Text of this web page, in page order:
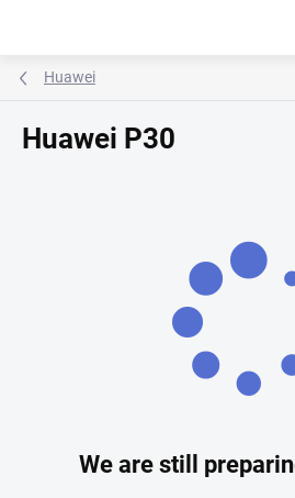
Huawei
Huawei P30
We are still